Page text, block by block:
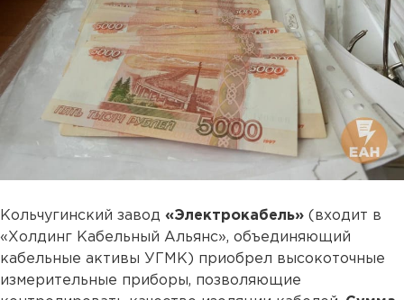
Кольчугинский завод «Электрокабель» (входит в
«Холдинг Кабельный Альянс», объединяющий
кабельные активы УГМК) приобрел высокоточные
измерительные приборы, позволяющие